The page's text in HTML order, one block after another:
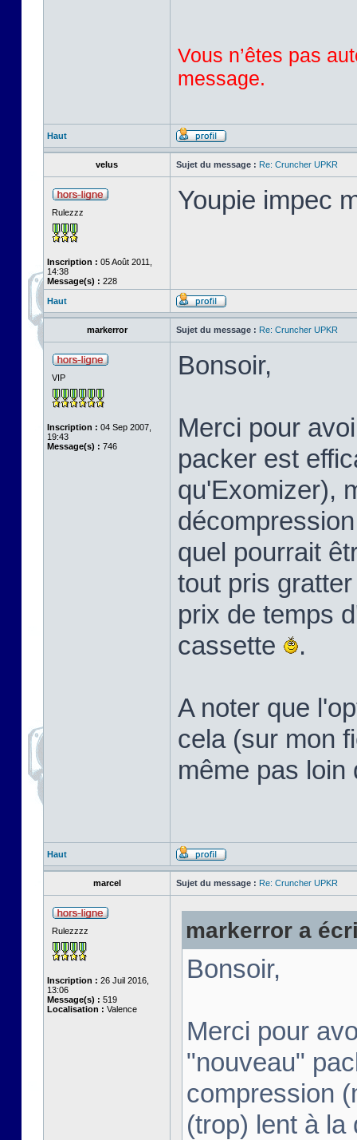
Vous n’êtes pas
message.
Haut
velus Sujet du message : Re: Cruncher UPKR
Rulezzz
Inscription : 05 Août 2011,
14:38
Message(s) : 228
Youpie impec
Haut
markerror Sujet du message : Re: Cruncher UPKR
VIP
Inscription : 04 Sep 2007,
19:43
Message(s) : 746
Bonsoir,
Merci pour
packer est
qu'Exomizer),
quel pourrait
tout pris
prix de temps
cassette
.
A noter que
cela (sur mon
même pas
Haut
marcel Sujet du message : Re: Cruncher UPKR
Rulezzzz
Inscription : 26 Juil 2016,
13:06
Message(s) : 519
Localisation : Valence
markerror a
Bonsoir,
Merci pour
"nouveau"
compression
(trop) lent à la